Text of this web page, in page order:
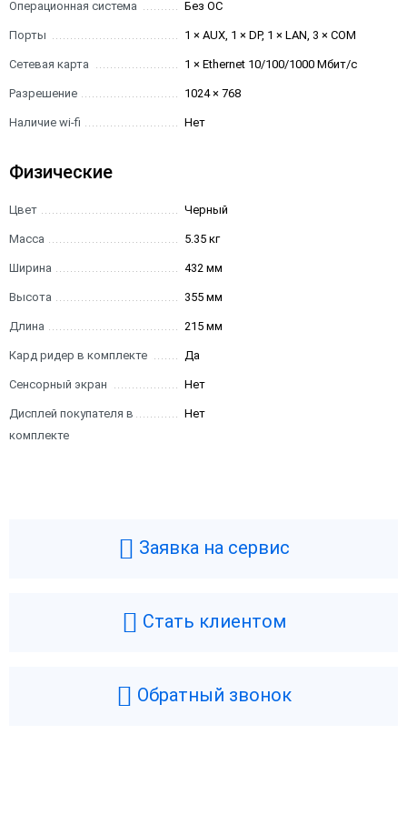
Операционная система Без ОС
Порты 1 × AUX, 1 × DP, 1 × LAN, 3 × COM
Сетевая карта 1 × Ethernet 10/100/1000 Мбит/с
Разрешение 1024 × 768
Наличие wi-fi Нет
Физические
Цвет Черный
Масса 5.35 кг
Ширина 432 мм
Высота 355 мм
Длина 215 мм
Кард ридер в комплекте Да
Сенсорный экран Нет
Дисплей покупателя в
комплекте
Нет
Заявка на сервис
Стать клиентом
Обратный звонок